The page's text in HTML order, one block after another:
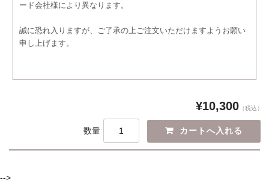
ード会社様により異なります。
誠に恐れ入りますが、ご了承の上ご注文いただけますようお願い
申し上げます。
¥10,300 （税込）
数量
-->